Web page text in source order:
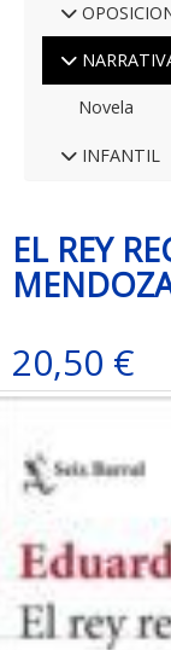
Novela
INFANTIL
EL REY
20,50 €